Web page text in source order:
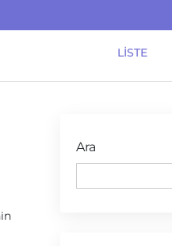
LISTE
Ara